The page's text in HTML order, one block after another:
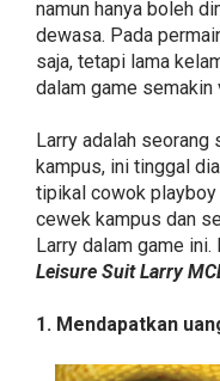
namun hanya boleh
dewasa. Pada
saja, tetapi lama
dalam game semakin
Larry adalah
kampus, ini tinggal
tipikal cowok
cewek kampus dan
Larry dalam game ini.
Leisure Suit Larry
1. Mendapatkan